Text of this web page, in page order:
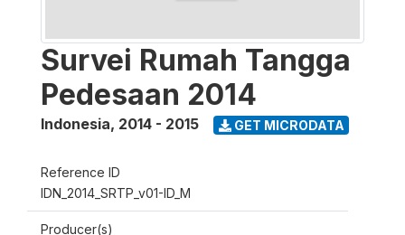
Survei Rumah Tangga
Pedesaan 2014
Indonesia, 2014 - 2015 GET MICRODATA
Reference ID
IDN_2014_SRTP_v01-ID_M
Producer(s)